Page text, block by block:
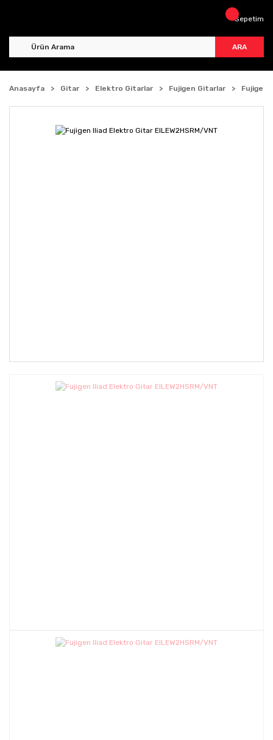
ARA
Sepetim
Anasayfa Gitar Elektro Gitarlar Fujigen Gitarlar Fujigen